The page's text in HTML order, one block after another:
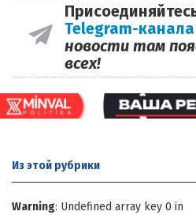
Telegram-канала
новости там
всех!
Из этой рубрики
Warning: Undefined array key 0 in